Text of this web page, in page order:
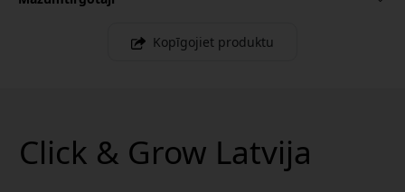
Kopīgojiet produktu
Click & Grow Latvija